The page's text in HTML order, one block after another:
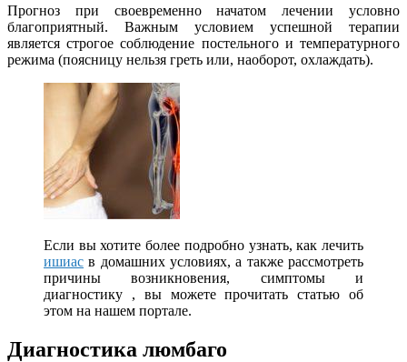
Прогноз при своевременно начатом лечении условно
благоприятный. Важным условием успешной терапии
является строгое соблюдение постельного и температурного
режима (поясницу нельзя греть или, наоборот, охлаждать).
Если вы хотите более подробно узнать, как лечить
ишиас в домашних условиях, а также рассмотреть
причины возникновения, симптомы и
диагностику , вы можете прочитать статью об
этом на нашем портале.
Диагностика люмбаго